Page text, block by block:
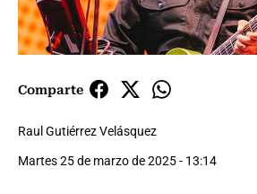
Comparte
Raul Gutiérrez Velásquez
Martes 25 de marzo de 2025 - 13:14